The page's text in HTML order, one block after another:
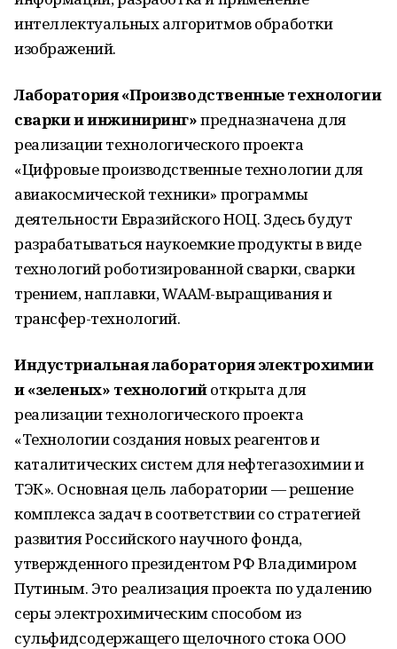
интеллектуальных алгоритмов обработки
изображений.
Лаборатория «Производственные технологии
сварки и инжиниринг»предназначена для
реализации технологического проекта
«Цифровые производственные технологии для
авиакосмической техники» программы
деятельности Евразийского НОЦ. Здесь будут
разрабатываться наукоемкие продукты в виде
технологий роботизированной сварки, сварки
трением, наплавки, WAAM-выращивания и
трансфер-технологий.
Индустриальная лаборатория электрохимии
и «зеленых» технологийоткрыта для
реализации технологического проекта
«Технологии создания новых реагентов и
каталитических систем для нефтегазохимии и
ТЭК». Основная цель лаборатории — решение
комплекса задач в соответствии со стратегией
развития Российского научного фонда,
утвержденного президентом РФ Владимиром
Путиным. Это реализация проекта по удалению
серы электрохимическим способом из
сульфидсодержащего щелочного стока ООО